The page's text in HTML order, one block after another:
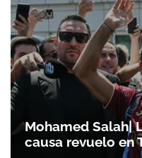
Mohamed Salah|
causa revuelo en